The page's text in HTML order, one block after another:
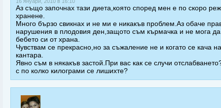
Аз също започнах тази диета,която според мен е по скоро
хранене.
Много бързо свикнах и не ми е никакъв проблем.Аз обаче
нарушения в плодовия ден,защото съм кърмачка и не мога
бебето си от храна.
Чувствам се прекрасно,но за съжаление не и когато се кача на
кантара.
Явно съм в някакъв застой.При вас как се случи
с по колко килограми се лишихте?